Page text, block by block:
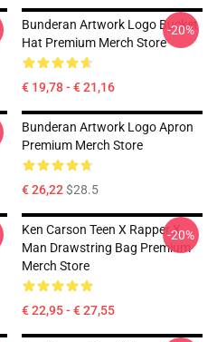
Bunderan Artwork Logo Bucket
Hat Premium Merch Store
€ 19,78 - € 21,16
-20%
Bunderan Artwork Logo Apron
Premium Merch Store
€ 26,22$28.5
Ken Carson Teen X Rapper X
Man Drawstring Bag Premium
Merch Store
€ 22,95 - € 27,55
-20%